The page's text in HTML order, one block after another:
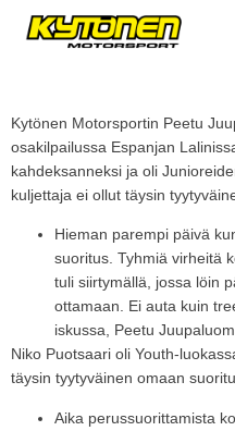
Kytönen Motorsportin Peetu
osakilpailussa Espanjan
kahdeksanneksi ja oli
kuljettaja ei ollut täysin
Hieman parempi päivä
suoritus. Tyhmiä virheitä
tuli siirtymällä, jossa löin
ottamaan. Ei auta kuin
iskussa, Peetu
Niko Puotsaari oli Youth-
täysin tyytyväinen omaan
Aika perussuorittamista